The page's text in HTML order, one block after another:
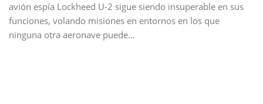
avión espía Lockheed U-2 sigue siendo insuperable en sus
funciones, volando misiones en entornos en los que
ninguna otra aeronave puede…